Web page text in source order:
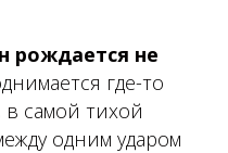
рождается не
где-то
в самой тихой
одним ударом